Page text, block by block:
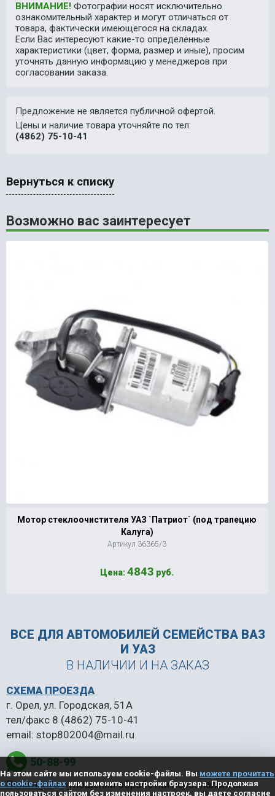
ВНИМАНИЕ! Фотографии носят исключительно
ознакомительный характер и могут отличаться от
товара, фактически имеющегося на складах.
Если Вас интересуют какие-то определённые
характеристики (цвет, форма, размер и иные), просим
уточнять данную информацию у менеджеров при
согласовании заказа.
Предложение не является публичной офертой.
Цены и наличие товара уточняйте по тел:
(4862) 75-10-41
Вернуться к списку
Возможно вас заинтересует
Мотор стеклоочистителя УАЗ `Патриот` (под трапецию
Калуга)
Артикул 36365/3
Цена:4843 руб.
ВСЕ ДЛЯ АВТОМОБИЛЕЙ СЕМЕЙСТВА ВАЗ
И УАЗ
В НАЛИЧИИ И НА ЗАКАЗ
50-88-99
СХЕМА ПРОЕЗДА
г. Орел, ул. Городская, 51А
тел/факс 8 (4862) 75-10-41
email: stop802004@mail.ru
Политика в отношении обработки персональных
На этом сайте мы используем cookie-файлы. Вы можете прочитать
о cookie-файлахили изменить настройки браузера. Продолжая
пользоваться сайтом без изменения настроек, вы даете согласие